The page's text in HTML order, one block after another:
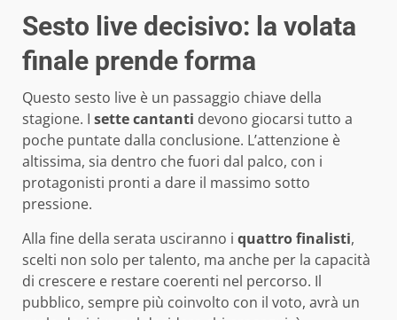
Sesto live decisivo: la volata
finale prende forma
Questo sesto live è un passaggio chiave della
stagione. I sette cantanti devono giocarsi tutto a
poche puntate dalla conclusione. L’attenzione è
altissima, sia dentro che fuori dal palco, con i
protagonisti pronti a dare il massimo sotto
pressione.
Alla fine della serata usciranno i quattro finalisti,
scelti non solo per talento, ma anche per la capacità
di crescere e restare coerenti nel percorso. Il
pubblico, sempre più coinvolto con il voto, avrà un